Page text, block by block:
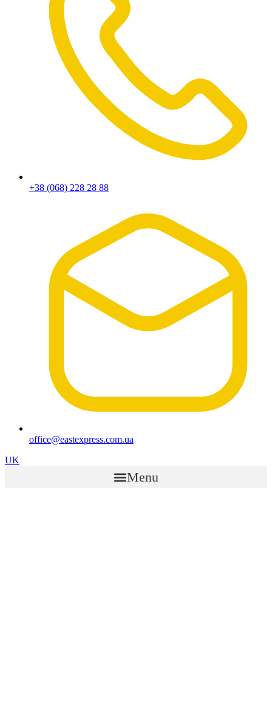
+38 (068) 228 28 88
office@eastexpress.com.ua
UK
Menu